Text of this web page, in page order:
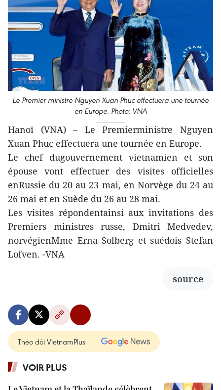
Le Premier ministre Nguyen Xuan Phuc effectuera une tournée
en Europe. Photo: VNA
Hanoï (VNA) – Le Premierministre Nguyen
Xuan Phuc effectuera une tournée en Europe.
Le chef dugouvernement vietnamien et son
épouse vont effectuer des visites officielles
enRussie du 20 au 23 mai, en Norvège du 24 au
26 mai et en Suède du 26 au 28 mai.
Les visites répondentainsi aux invitations des
Premiers ministres russe, Dmitri Medvedev,
norvégienMme Erna Solberg et suédois Stefan
Lofven. -VNA
source
Theo dõi VietnamPlus
VOIR PLUS